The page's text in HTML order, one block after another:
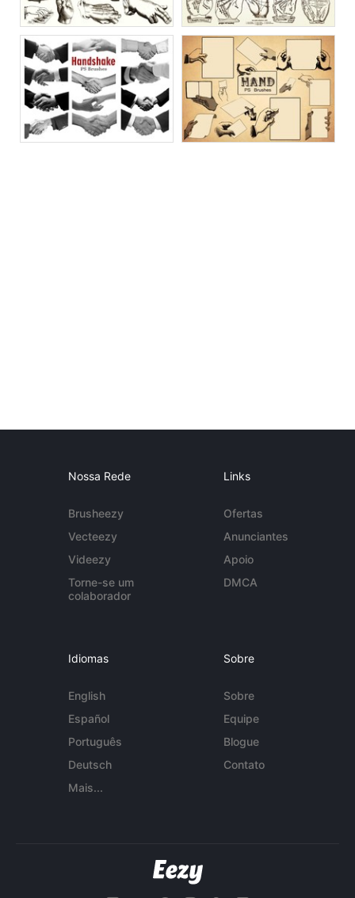
Nossa Rede
Brusheezy
Vecteezy
Videezy
Torne-se um
colaborador
Links
Ofertas
Anunciantes
Apoio
DMCA
Idiomas
English
Español
Português
Deutsch
Mais...
Sobre
Sobre
Equipe
Blogue
Contato